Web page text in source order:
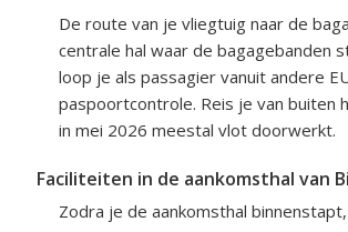
De route van je vliegtuig naar de
centrale hal waar de bagagebanden
loop je als passagier vanuit andere
paspoortcontrole. Reis je van buiten
in mei 2026 meestal vlot doorwerkt.
Faciliteiten in de aankomsthal van
Zodra je de aankomsthal